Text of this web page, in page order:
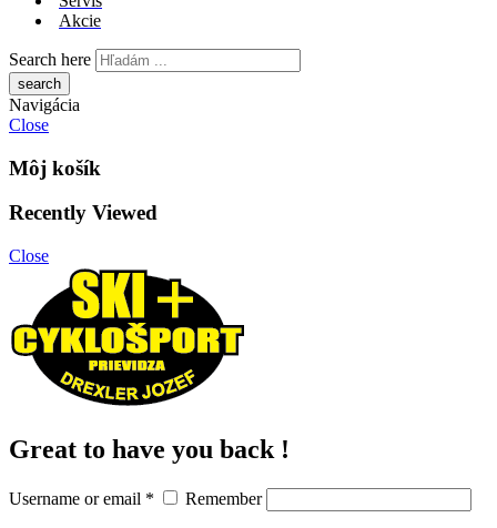
Akcie
Search here
Navigácia
Close
Môj košík
Recently Viewed
Close
Great to have you back !
Username or email * Remember